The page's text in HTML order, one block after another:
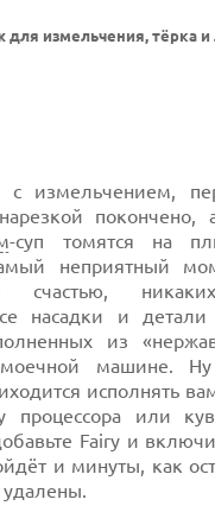
для измельчения, тёрка и
с измельчением,
покончено,
-суп томятся на
неприятный
насадки и детали
из
машине.
исполнять
процессора или
Fairy и
и минуты, как
удалены.